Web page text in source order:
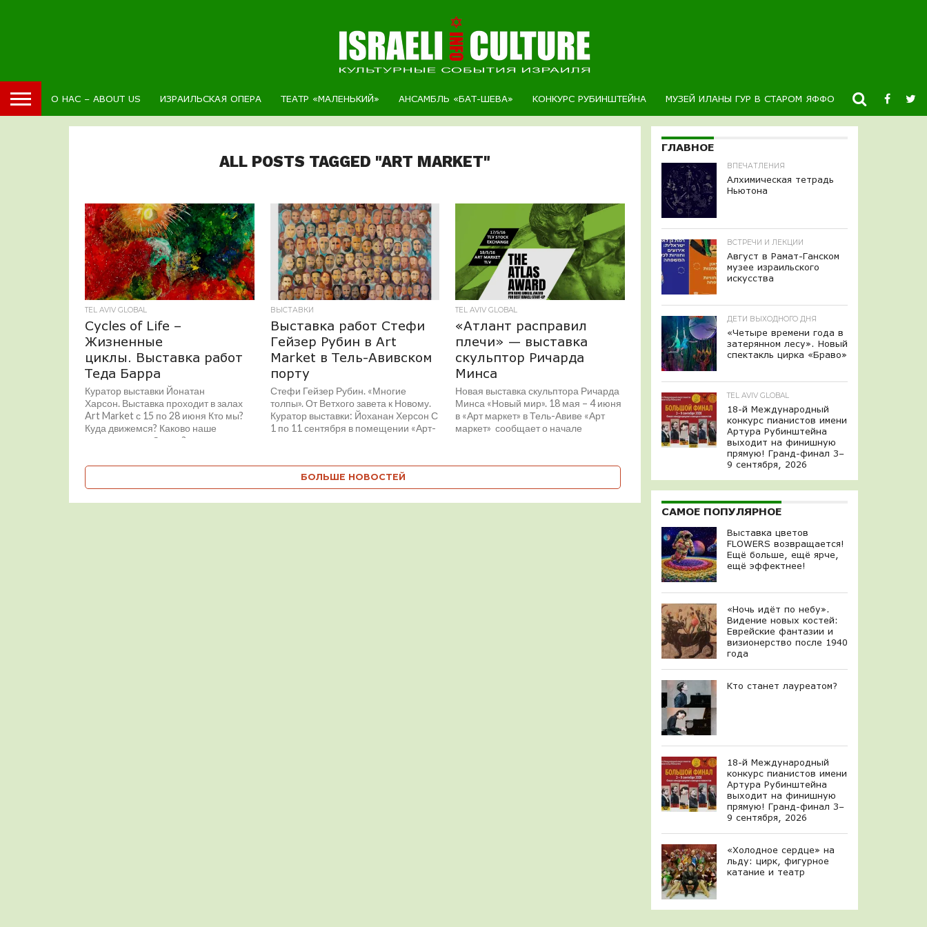
О НАС – ABOUT US ИЗРАИЛЬСКАЯ ОПЕРА ТЕАТР «МАЛЕНЬКИЙ» АНСАМБЛЬ «БАТ-ШЕВА» КОНКУРС РУБИНШТЕЙНА МУЗЕЙ ИЛАНЫ ГУР В СТАРОМ ЯФФО НОВОСТИ
ALL POSTS TAGGED "ART MARKET"
TEL AVIV GLOBAL
Cycles of Life –
Жизненные
циклы. Выставка работ
Теда Барра
Куратор выставки Йонатан
Харсон. Выставка проходит в залах
Art Market с 15 по 28 июня Кто мы?
Куда движемся? Каково наше
назначение на Земле?...
ВЫСТАВКИ
Выставка работ Стефи
Гейзер Рубин в Art
Market в Тель-Авивском
порту
Стефи Гейзер Рубин. «Многие
толпы». От Ветхого завета к Новому.
Куратор выставки: Йоханан Херсон С
1 по 11 сентября в помещении «Арт-
TEL AVIV GLOBAL
«Атлант расправил
плечи» — выставка
скульптор Ричарда
Минса
Новая выставка скульптора Ричарда
Минса «Новый мир». 18 мая – 4 июня
в «Арт маркет» в Тель-Авиве «Арт
маркет» сообщает о начале
БОЛЬШЕ НОВОСТЕЙ
ГЛАВНОЕ
ВПЕЧАТЛЕНИЯ
Алхимическая тетрадь
Ньютона
ВСТРЕЧИ И ЛЕКЦИИ
Август в Рамат-Ганском
музее израильского
искусства
ДЕТИ ВЫХОДНОГО ДНЯ
«Четыре времени года в
затерянном лесу». Новый
спектакль цирка «Браво»
TEL AVIV GLOBAL
18-й Международный
конкурс пианистов имени
Артура Рубинштейна
выходит на финишную
прямую! Гранд-финал 3–
9 сентября, 2026
САМОЕ ПОПУЛЯРНОЕ
Выставка цветов
FLOWERS возвращается!
Ещё больше, ещё ярче,
ещё эффектнее!
«Ночь идёт по небу».
Видение новых костей:
Еврейские фантазии и
визионерство после 1940
года
Кто станет лауреатом?
18-й Международный
конкурс пианистов имени
Артура Рубинштейна
выходит на финишную
прямую! Гранд-финал 3–
9 сентября, 2026
«Холодное сердце» на
льду: цирк, фигурное
катание и театр